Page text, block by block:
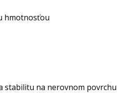
hmotnosťou
stabilitu na nerovnom povrchu